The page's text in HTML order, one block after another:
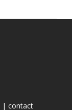
| contact